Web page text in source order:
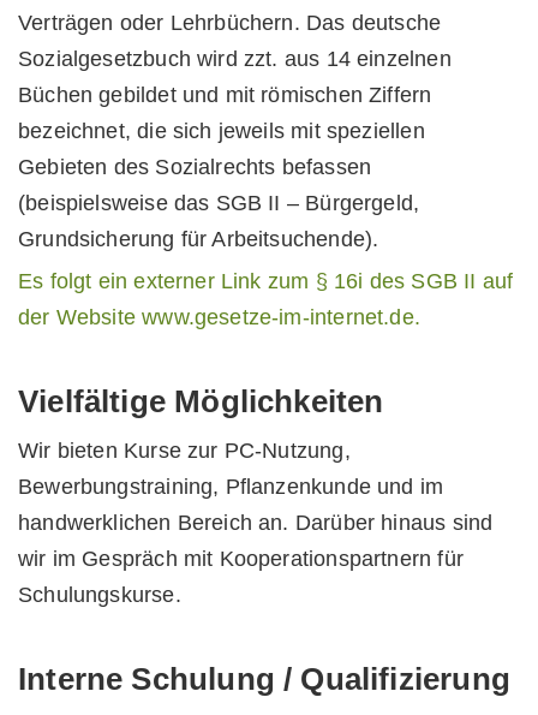
Verträgen oder Lehrbüchern. Das deutsche
Sozialgesetzbuch wird zzt. aus 14 einzelnen
Büchen gebildet und mit römischen Ziffern
bezeichnet, die sich jeweils mit speziellen
Gebieten des Sozialrechts befassen
(beispielsweise das SGB II – Bürgergeld,
Grundsicherung für Arbeitsuchende).
Es folgt ein externer Link zum § 16i des SGB II auf
der Website www.gesetze-im-internet.de.
Vielfältige Möglichkeiten
Wir bieten Kurse zur PC-Nutzung,
Bewerbungstraining, Pflanzenkunde und im
handwerklichen Bereich an. Darüber hinaus sind
wir im Gespräch mit Kooperationspartnern für
Schulungskurse.
Interne Schulung / Qualifizierung